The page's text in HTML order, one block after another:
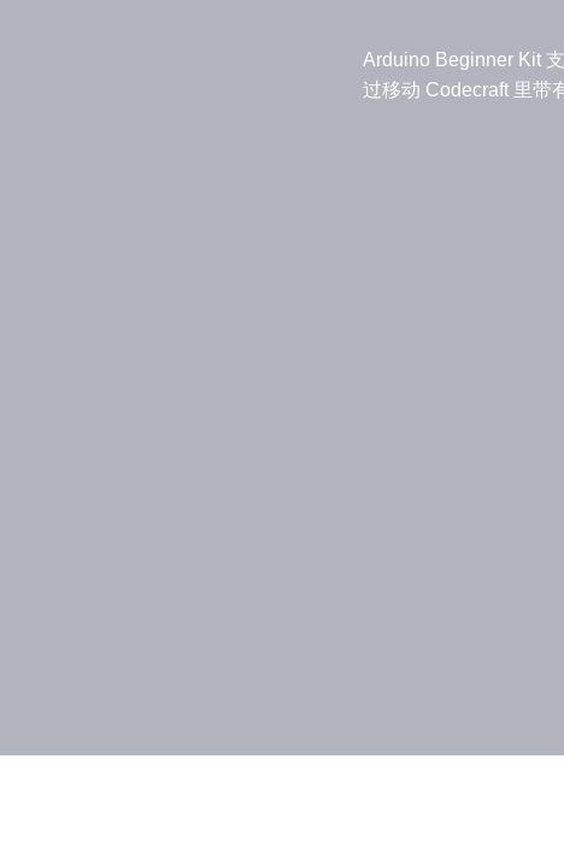
Arduino Beginner Kit
过移动 Codecraft 里带